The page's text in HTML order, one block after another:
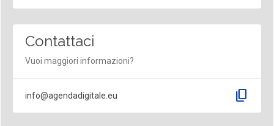
Contattaci
Vuoi maggiori informazioni?
info@agendadigitale.eu content_copy